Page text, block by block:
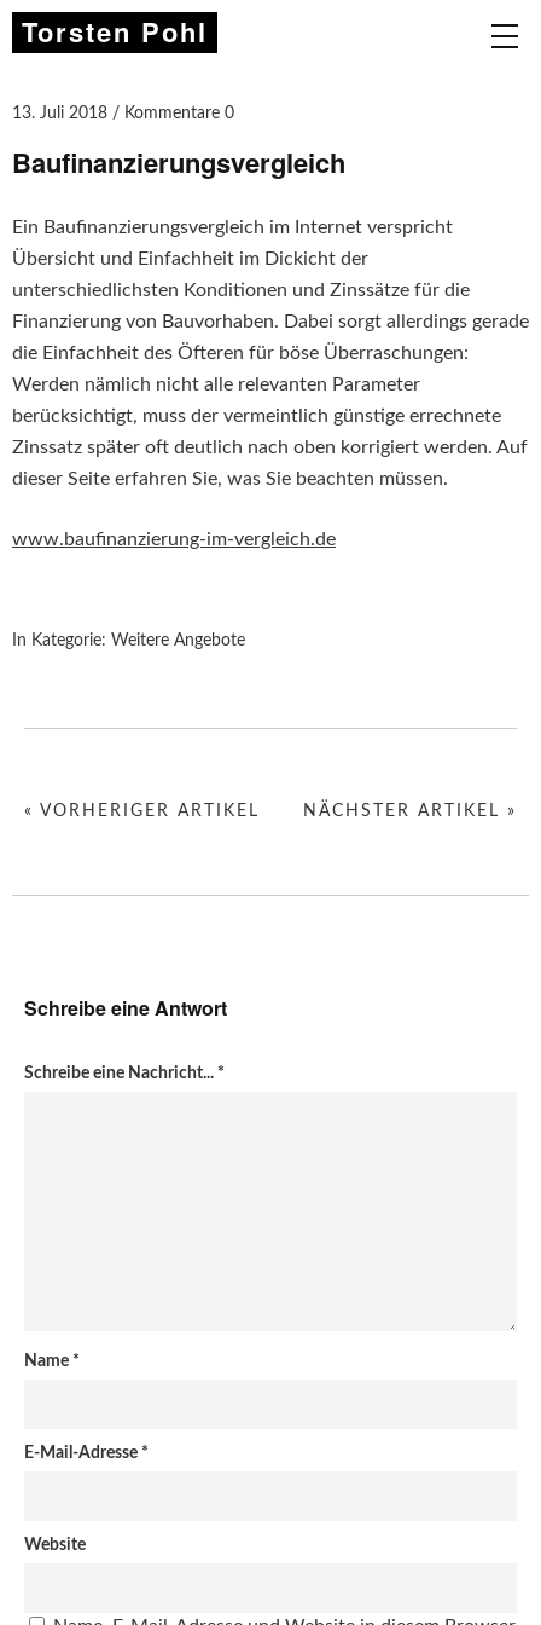
Torsten Pohl
13. Juli 2018 Kommentare 0
Baufinanzierungsvergleich
Ein Baufinanzierungsvergleich im Internet verspricht
Übersicht und Einfachheit im Dickicht der
unterschiedlichsten Konditionen und Zinssätze für die
Finanzierung von Bauvorhaben. Dabei sorgt allerdings gerade
die Einfachheit des Öfteren für böse Überraschungen:
Werden nämlich nicht alle relevanten Parameter
berücksichtigt, muss der vermeintlich günstige errechnete
Zinssatz später oft deutlich nach oben korrigiert werden. Auf
dieser Seite erfahren Sie, was Sie beachten müssen.
www.baufinanzierung-im-vergleich.de
In Kategorie: Weitere Angebote
NÄCHSTER ARTIKEL »
« VORHERIGER ARTIKEL
Schreibe eine Antwort
Schreibe eine Nachricht... *
Name *
E-Mail-Adresse *
Website